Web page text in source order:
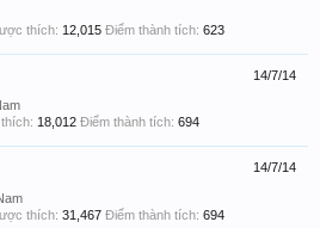
thích: 12,015 Điểm thành tích: 623
14/7/14
18,012 Điểm thành tích: 694
14/7/14
thích: 31,467 Điểm thành tích: 694